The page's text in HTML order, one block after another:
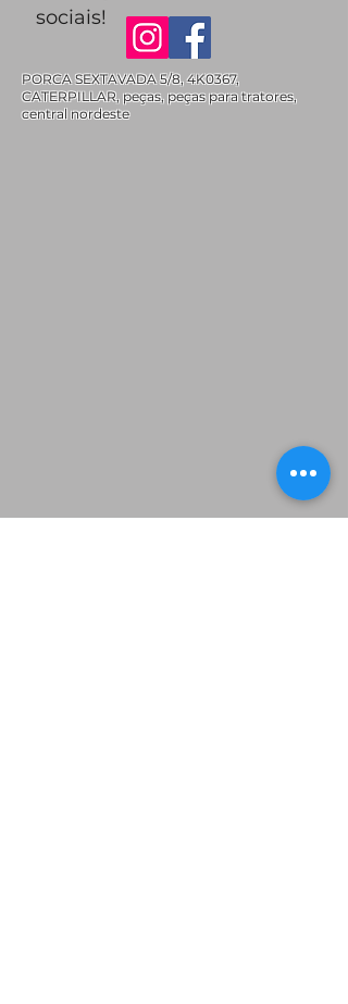
sociais!
PORCA SEXTAVADA 5/8, 4K0367,
CATERPILLAR, peças, peças para tratores,
central nordeste